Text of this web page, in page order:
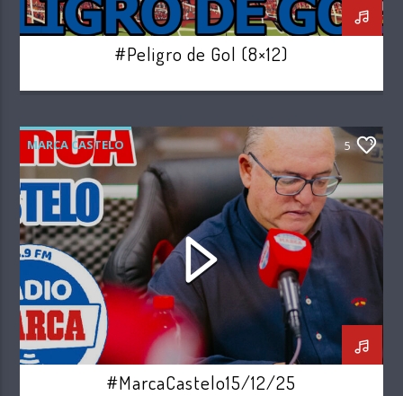
#Peligro de Gol (8×12)
MARCA CASTELO 5
#MarcaCastelo15/12/25